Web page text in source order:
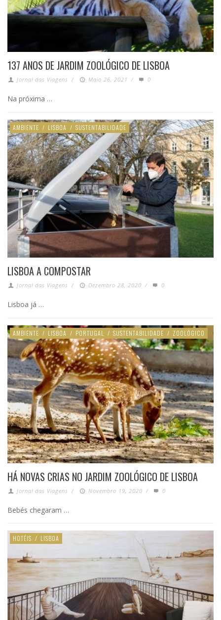
137 ANOS DE JARDIM ZOOLÓGICO DE LISBOA
Jornal das Viagens / Maio 26, 2021 / 0
Na próxima …
AMBIENTE / LISBOA / SUSTENTABILIDADE
LISBOA A COMPOSTAR
Jornal das Viagens / Dezembro 28, 2020 / 0
Lisboa já …
AMBIENTE / LISBOA / PORTUGAL / SUSTENTABILIDADE / ZOOLÓGICO
HÁ NOVAS CRIAS NO JARDIM ZOOLÓGICO DE LISBOA
Jornal das Viagens / Novembro 19, 2020 / 0
Bebés chegaram …
HOTÉIS / LISBOA